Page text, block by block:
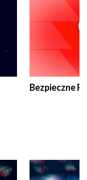
Bezpieczne